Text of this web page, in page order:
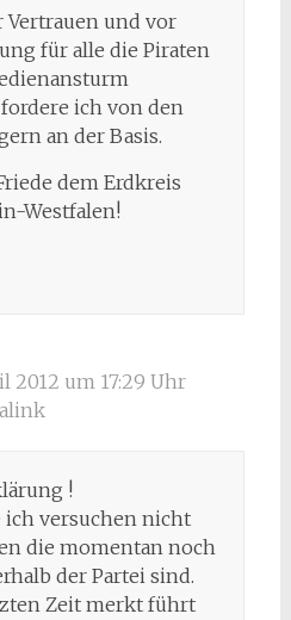
und vor
für alle die Piraten
ich von den
an der Basis.
dem Erdkreis
Westfalen!
2012 um 17:29 Uhr
!
ich versuchen nicht
die momentan noch
der Partei sind.
Zeit merkt führt